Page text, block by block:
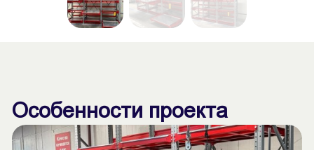
Особенности проекта